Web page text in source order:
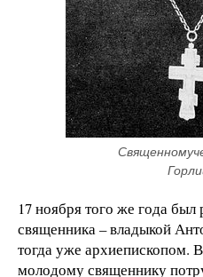
17 ноября того же года
священника – владыкой
тогда уже архиепископом.
молодому священнику